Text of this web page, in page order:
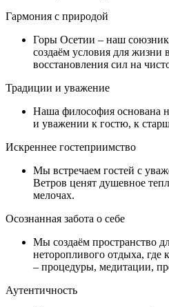
Гармония с природой
Горы Осетии – наш
создаём условия для
восстановления сил на
Традиции и уважение
Наша философия основана
и уважении к гостю, к
Искреннее гостеприимство
Мы встречаем гостей с
Ветров ценят душевное
мелочах.
Осознанная забота о себе
Мы создаём пространство
неторопливого отдыха,
– процедуры, медитации,
Аутентичность